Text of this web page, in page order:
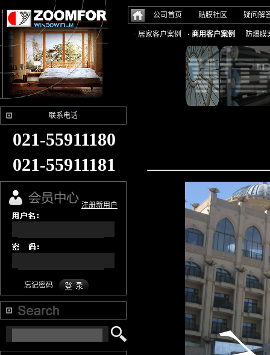
公司首页 贴膜社区 疑问解
· 居家客户案例 · 商用客户案例 · 防爆膜
联系电话
021-55911180
021-55911181
注册新用户
忘记密码